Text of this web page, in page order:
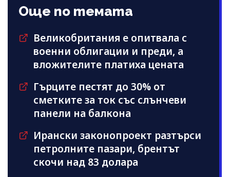
Още по темата
Великобритания е опитвала с
военни облигации и преди, а
вложителите платиха цената
Гърците пестят до 30% от
сметките за ток със слънчеви
панели на балкона
Ирански законопроект разтърси
петролните пазари, брентът
скочи над 83 долара